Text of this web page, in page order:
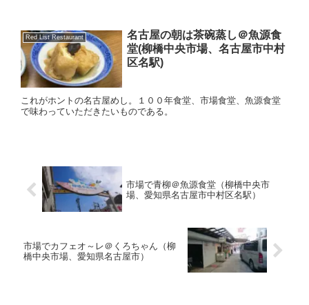
Red List Restaurant
名古屋の朝は茶碗蒸し＠魚源食
堂(柳橋中央市場、名古屋市中村
区名駅)
これがホントの名古屋めし。１００年食堂、市場食堂、魚源食堂
で味わっていただきたいものである。
市場で青柳＠魚源食堂（柳橋中央市
場、愛知県名古屋市中村区名駅）
市場でカフェオ～レ＠くろちゃん（柳
橋中央市場、愛知県名古屋市）